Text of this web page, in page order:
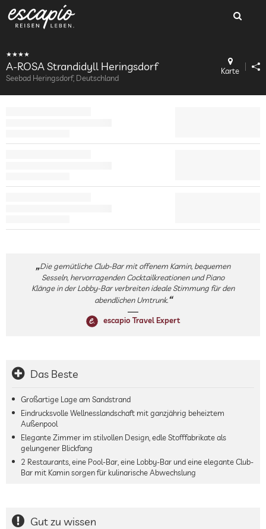
A-ROSA Strandidyll Heringsdorf
Seebad Heringsdorf, Deutschland
Karte
Die gemütliche Club-Bar mit offenem Kamin, bequemen
Sesseln, hervorragenden Cocktailkreationen und Piano
Klänge in der Lobby-Bar verbreiten ideale Stimmung für den
abendlichen Umtrunk.
escapio Travel Expert
Das Beste
Großartige Lage am Sandstrand
Eindrucksvolle Wellnesslandschaft mit ganzjährig beheiztem
Außenpool
Elegante Zimmer im stilvollen Design, edle Stofffabrikate als
gelungener Blickfang
2 Restaurants, eine Pool-Bar, eine Lobby-Bar und eine elegante Club-
Bar mit Kamin sorgen für kulinarische Abwechslung
Gut zu wissen